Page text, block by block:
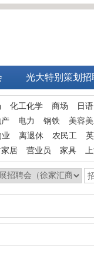
光大特别策划招
化工化学 商场
日
电力 钢铁
美容
离退休 农民工
居 营业员 家具